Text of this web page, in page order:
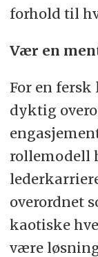
forhold til
Vær en
For en fersk
dyktig
rollemodell
overordnet
kaotiske
være